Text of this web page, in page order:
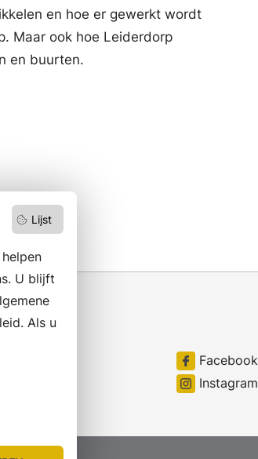
Lijst
U blijft
Als u
en hoe er gewerkt wordt
Maar ook hoe Leiderdorp
en buurten.
media.
Facebook
Instagram